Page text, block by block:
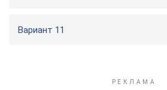
Вариант 11